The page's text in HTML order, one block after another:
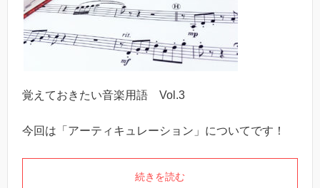
覚えておきたい音楽用語 Vol.3
今回は「アーティキュレーション」についてです！
続きを読む